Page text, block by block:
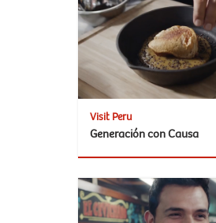
Visit Peru
Generación con Causa